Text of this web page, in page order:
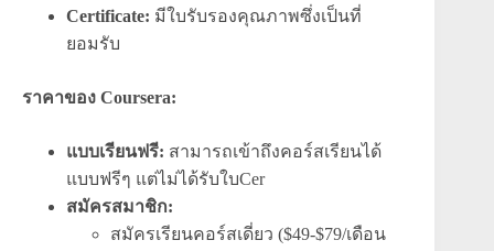
Certificate: มีใบรับรองคุณภาพซึ่งเป็นที่
ยอมรับ
ราคาของ Coursera:
แบบเรียนฟรี: สามารถเข้าถึงคอร์สเรียนได้
แบบฟรีๆ แต่ไม่ได้รับใบCer
สมัครสมาชิก:
สมัครเรียนคอร์สเดี่ยว ($49-$79/เดือน